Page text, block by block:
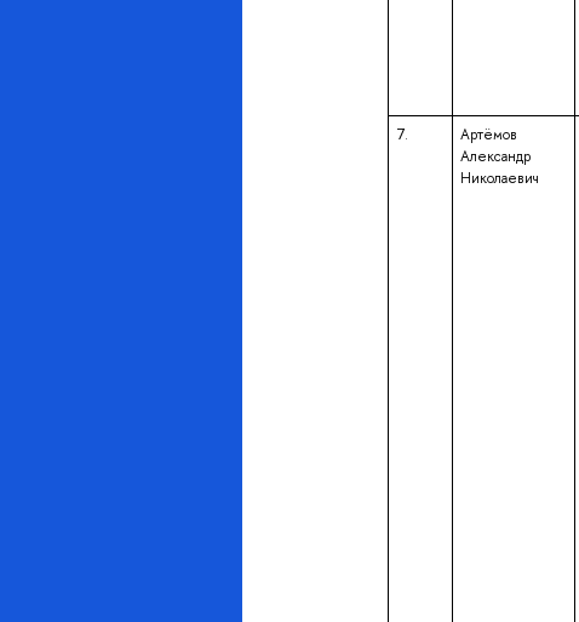
7.
Артёмов
Александр
Николаевич